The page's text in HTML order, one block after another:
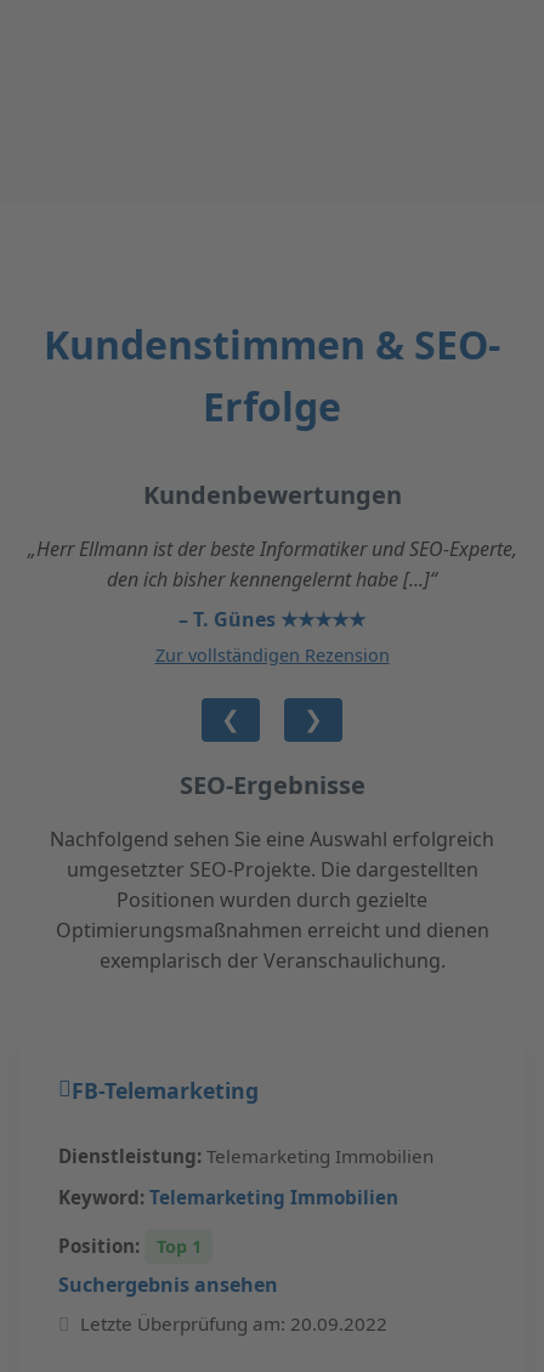
Kundenstimmen & SEO-
Erfolge
Kundenbewertungen
„Herr Ellmann ist der beste Informatiker und SEO-Experte,
den ich bisher kennengelernt habe [...]“
– T. Günes ★★★★★
Zur vollständigen Rezension
❮ ❯
SEO-Ergebnisse
Nachfolgend sehen Sie eine Auswahl erfolgreich
umgesetzter SEO-Projekte. Die dargestellten
Positionen wurden durch gezielte
Optimierungsmaßnahmen erreicht und dienen
exemplarisch der Veranschaulichung.
FB-Telemarketing
Dienstleistung: Telemarketing Immobilien
Keyword: Telemarketing Immobilien
Position: Top 1
Suchergebnis ansehen
Letzte Überprüfung am: 20.09.2022